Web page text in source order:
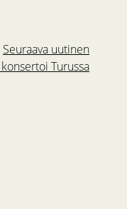
Seuraava uutinen
Turussa